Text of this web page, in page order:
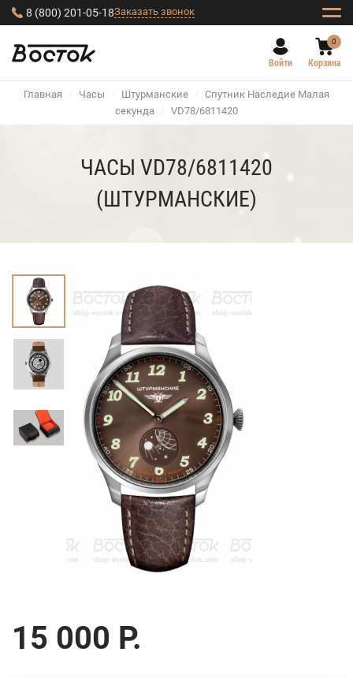
8 (800) 201-05-18Заказать звонок
Войти
0
Корзина
Главная / Часы / Штурманские / Спутник Наследие Малая
секунда / VD78/6811420
ЧАСЫ VD78/6811420
(ШТУРМАНСКИЕ)
15 000 Р.